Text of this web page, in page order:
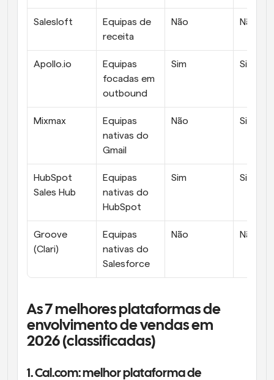
Salesloft
Equipas de
receita
Não Não
Apollo.io
Equipas
focadas em
outbound
Sim Sim
Mixmax
Equipas
nativas do
Gmail
Não Sim
HubSpot
Sales Hub
Equipas
nativas do
HubSpot
Sim Sim
Groove
(Clari)
Equipas
nativas do
Salesforce
Não Não
As 7 melhores plataformas de
envolvimento de vendas em
2026 (classificadas)
1. Cal.com: melhor plataforma de